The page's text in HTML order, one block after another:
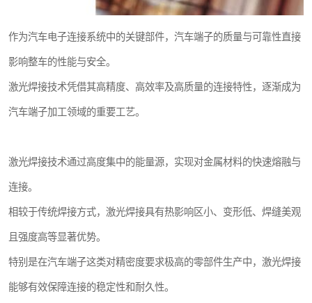
作为汽车电子连接系统中的关键部件，汽车端子的质量与可靠性直接
影响整车的性能与安全。
激光焊接技术凭借其高精度、高效率及高质量的连接特性，逐渐成为
汽车端子加工领域的重要工艺。
激光焊接技术通过高度集中的能量源，实现对金属材料的快速熔融与
连接。
相较于传统焊接方式，激光焊接具有热影响区小、变形低、焊缝美观
且强度高等显著优势。
特别是在汽车端子这类对精密度要求极高的零部件生产中，激光焊接
能够有效保障连接的稳定性和耐久性。